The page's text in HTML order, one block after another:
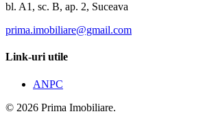
bl. A1, sc. B, ap. 2, Suceava
prima.imobiliare@gmail.com
Link-uri utile
ANPC
© 2026 Prima Imobiliare.